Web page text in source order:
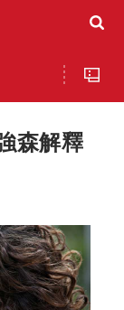
森解釋